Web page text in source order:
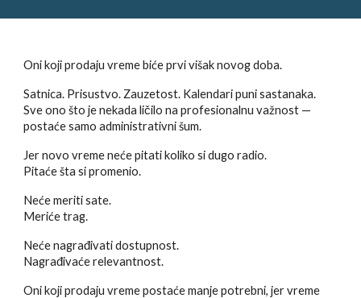
Oni koji prodaju vreme biće prvi višak novog doba.
Satnica. Prisustvo. Zauzetost. Kalendari puni sastanaka.
Sve ono što je nekada ličilo na profesionalnu važnost —
postaće samo administrativni šum.
Jer novo vreme neće pitati koliko si dugo radio.
Pitaće šta si promenio.
Neće meriti sate.
Meriće trag.
Neće nagrađivati dostupnost.
Nagrađivaće relevantnost.
Oni koji prodaju vreme postaće manje potrebni, jer vreme